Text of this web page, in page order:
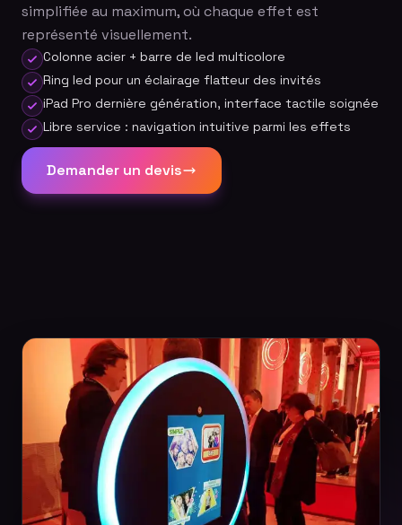
simplifiée au maximum, où chaque effet est
représenté visuellement.
Colonne acier + barre de led multicolore
Ring led pour un éclairage flatteur des invités
iPad Pro dernière génération, interface tactile soignée
Libre service : navigation intuitive parmi les effets
Demander un devis